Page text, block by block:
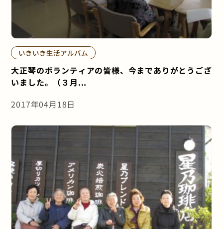
いきいき生活アルバム
大正琴のボランティアの皆様、今までありがとうござ
いました。（３月...
2017年04月18日